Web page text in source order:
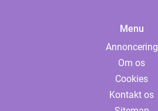
Menu
Annoncering
Om os
Cookies
Kontakt os